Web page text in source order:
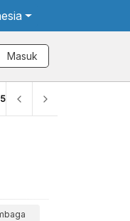
Masuk
5,11%